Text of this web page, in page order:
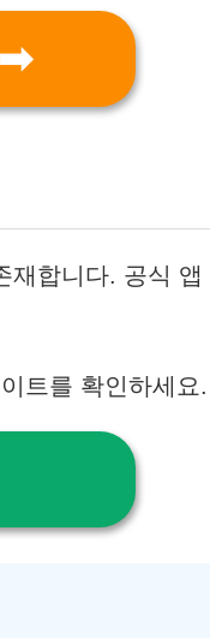
재합니다. 공식 앱
트를 확인하세요.